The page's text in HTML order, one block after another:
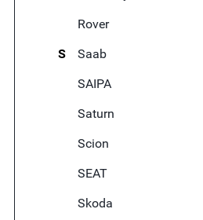
Rover
S
Saab
SAIPA
Saturn
Scion
SEAT
Skoda